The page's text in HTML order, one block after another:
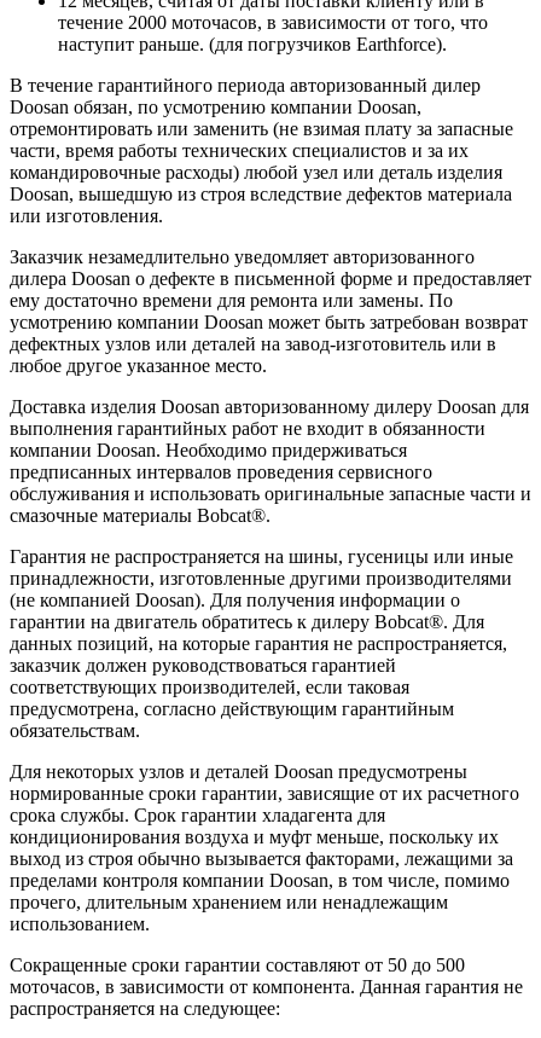
течение 2000 моточасов, в зависимости от того, что
наступит раньше. (для погрузчиков Earthforce).
В течение гарантийного периода авторизованный дилер
Doosan обязан, по усмотрению компании Doosan,
отремонтировать или заменить (не взимая плату за запасные
части, время работы технических специалистов и за их
командировочные расходы) любой узел или деталь изделия
Doosan, вышедшую из строя вследствие дефектов материала
или изготовления.
Заказчик незамедлительно уведомляет авторизованного
дилера Doosan о дефекте в письменной форме и предоставляет
ему достаточно времени для ремонта или замены. По
усмотрению компании Doosan может быть затребован возврат
дефектных узлов или деталей на завод-изготовитель или в
любое другое указанное место.
Доставка изделия Doosan авторизованному дилеру Doosan для
выполнения гарантийных работ не входит в обязанности
компании Doosan. Необходимо придерживаться
предписанных интервалов проведения сервисного
обслуживания и использовать оригинальные запасные части и
смазочные материалы Bobcat®.
Гарантия не распространяется на шины, гусеницы или иные
принадлежности, изготовленные другими производителями
(не компанией Doosan). Для получения информации о
гарантии на двигатель обратитесь к дилеру Bobcat®. Для
данных позиций, на которые гарантия не распространяется,
заказчик должен руководствоваться гарантией
соответствующих производителей, если таковая
предусмотрена, согласно действующим гарантийным
обязательствам.
Для некоторых узлов и деталей Doosan предусмотрены
нормированные сроки гарантии, зависящие от их расчетного
срока службы. Срок гарантии хладагента для
кондиционирования воздуха и муфт меньше, поскольку их
выход из строя обычно вызывается факторами, лежащими за
пределами контроля компании Doosan, в том числе, помимо
прочего, длительным хранением или ненадлежащим
использованием.
Сокращенные сроки гарантии составляют от 50 до 500
моточасов, в зависимости от компонента. Данная гарантия не
распространяется на следующее: